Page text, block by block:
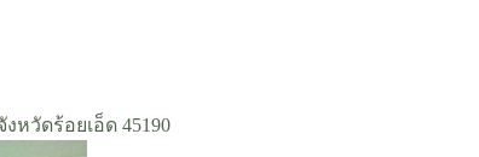
วัดร้อยเอ็ด 45190